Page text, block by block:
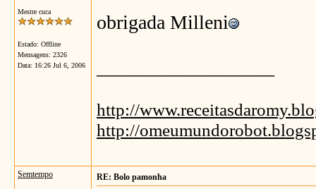
Mestre cuca
Estado: Offline
Mensagens: 2326
Data: 16:26 Jul 6, 2006
obrigada Milleni
http://
http://
Semtempo RE: Bolo pamonha